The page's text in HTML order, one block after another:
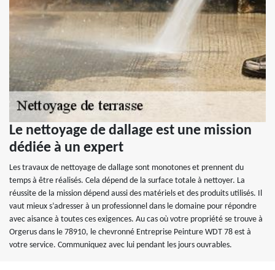
Le nettoyage de dallage est une mission
dédiée à un expert
Les travaux de nettoyage de dallage sont monotones et prennent du
temps à être réalisés. Cela dépend de la surface totale à nettoyer. La
réussite de la mission dépend aussi des matériels et des produits utilisés. Il
vaut mieux s’adresser à un professionnel dans le domaine pour répondre
avec aisance à toutes ces exigences. Au cas où votre propriété se trouve à
Orgerus dans le 78910, le chevronné Entreprise Peinture WDT 78 est à
votre service. Communiquez avec lui pendant les jours ouvrables.